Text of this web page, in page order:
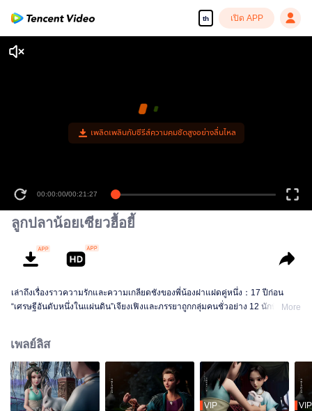
th เปิด APP
00:00:00/00:21:27
ลูกปลาน้อยเซียวฮื้อยี้
เล่าถึงเรื่องราวความรักและความเกลียดชังของพี่น้องฝาแฝดคู่หนึ่ง：17 ปีก่อน
“เศรษฐีอันดับหนึ่งในแผ่นดิน”เจียงเฟิงและภรรยาถูกกลุ่มคนชั่วอย่าง 12 นักษัตร
ลิ้มอย่างวังบุปผา หลายปีต่อมา เด็กหนุ่มหน้าบากเจียงเสี่ยวอวี๋ถูกเลี้ยงดูโดยคนโฉด
แห่งหุบเขาคนโฉดจนเติบใหญ่ ตั้งมั่นกลายเป็น“คนโฉดอันดับหนึ่งในแผ่นดิน” ส่วน
คุณชายรูปงามฮวาอู๋เชวีย ก็ได้เดินทางลงจากเขามาปราบคนชั่ว โดยยึดหลักคำ
สอน ”ตัดรักตัดอาลัย ปราบคนชั่วผดุงคุณธรรม“ของเยาเยว่ผู้ซึ่งเป็นอาจารย์ของเขา
เมื่อกงล้อแห่งโชคชะตาขับเคลื่อน ยุทธภพแห่งความบาดหมางแต่ก็ไม่สามารถ
More
เพลย์ลิส
VIP VIP